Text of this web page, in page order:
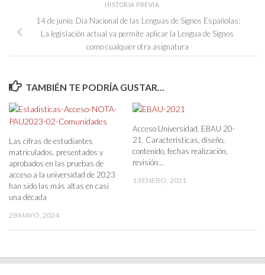
HISTORIA PREVIA
14 de junio. Día Nacional de las Lenguas de Signos Españolas:
La legislación actual ya permite aplicar la Lengua de Signos
como cualquier otra asignatura
TAMBIÉN TE PODRÍA GUSTAR...
Las cifras de estudiantes
matriculados, presentados y
aprobados en las pruebas de
acceso a la universidad de 2023
han sido las más altas en casi
una década
28 MAYO, 2024
Acceso Universidad. EBAU 20-
21. Características, diseño,
contenido, fechas realización,
revisión…
13 ENERO, 2021